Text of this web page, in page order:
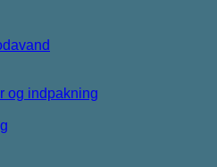
og indpakning